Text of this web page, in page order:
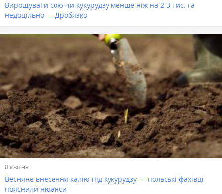
Вирощувати сою чи кукурудзу менше ніж на 2-3 тис. га
недоцільно — Дробязко
8 квітня
Весняне внесення калію під кукурудзу — польські фахівці
пояснили нюанси